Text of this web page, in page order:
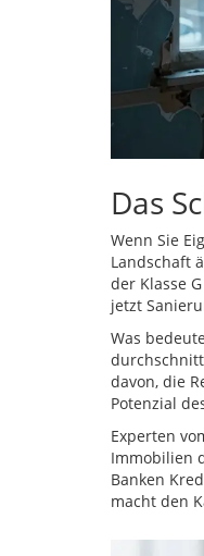
Das
Wenn Sie
Landschaft
der Klasse
jetzt
Was
davon, die
Potenzial
Experten
Immobilien
Banken
macht den